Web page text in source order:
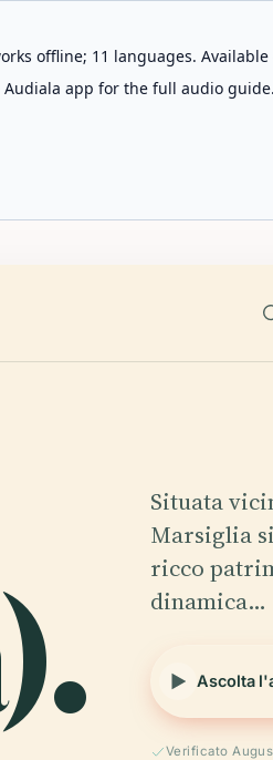
offline; 11 languages.
app for the full audio guide.
Situata
Marsiglia
ricco
dinamica…
Ascolta
Verificato